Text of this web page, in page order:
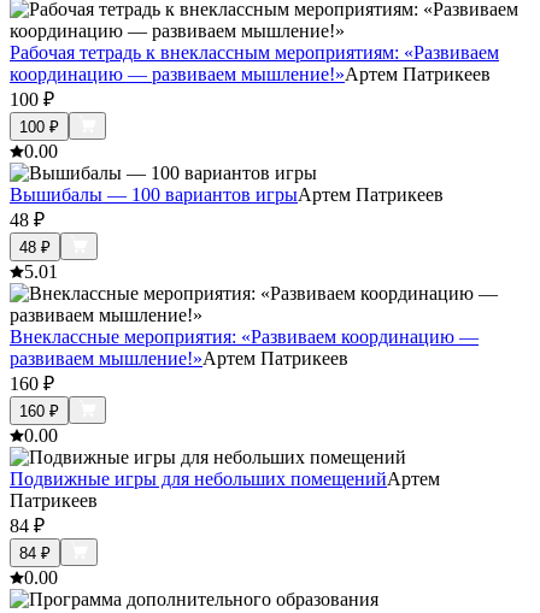
Рабочая тетрадь к внеклассным мероприятиям: «Развиваем
координацию — развиваем мышление!»Артем Патрикеев
100 ₽
100 ₽
0.00
Вышибалы — 100 вариантов игрыАртем Патрикеев
48 ₽
48 ₽
5.01
Внеклассные мероприятия: «Развиваем координацию —
развиваем мышление!»Артем Патрикеев
160 ₽
160 ₽
0.00
Подвижные игры для небольших помещенийАртем
Патрикеев
84 ₽
84 ₽
0.00